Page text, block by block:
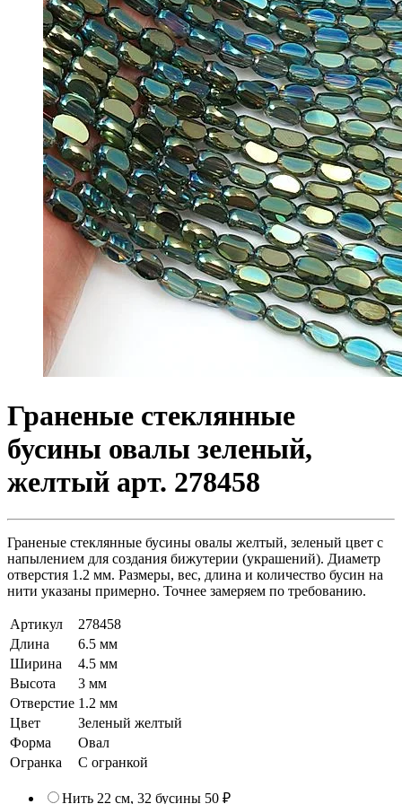
Граненые стеклянные
бусины овалы зеленый,
желтый арт. 278458
Граненые стеклянные бусины овалы желтый, зеленый цвет с
напылением для создания бижутерии (украшений). Диаметр
отверстия 1.2 мм. Размеры, вес, длина и количество бусин на
нити указаны примерно. Точнее замеряем по требованию.
Артикул
278458
Длина
6.5 мм
Ширина
4.5 мм
Высота
3 мм
Отверстие 1.2 мм
Цвет
Зеленый желтый
Форма
Овал
Огранка
С огранкой
Нить 22 см, 32 бусины 50 ₽